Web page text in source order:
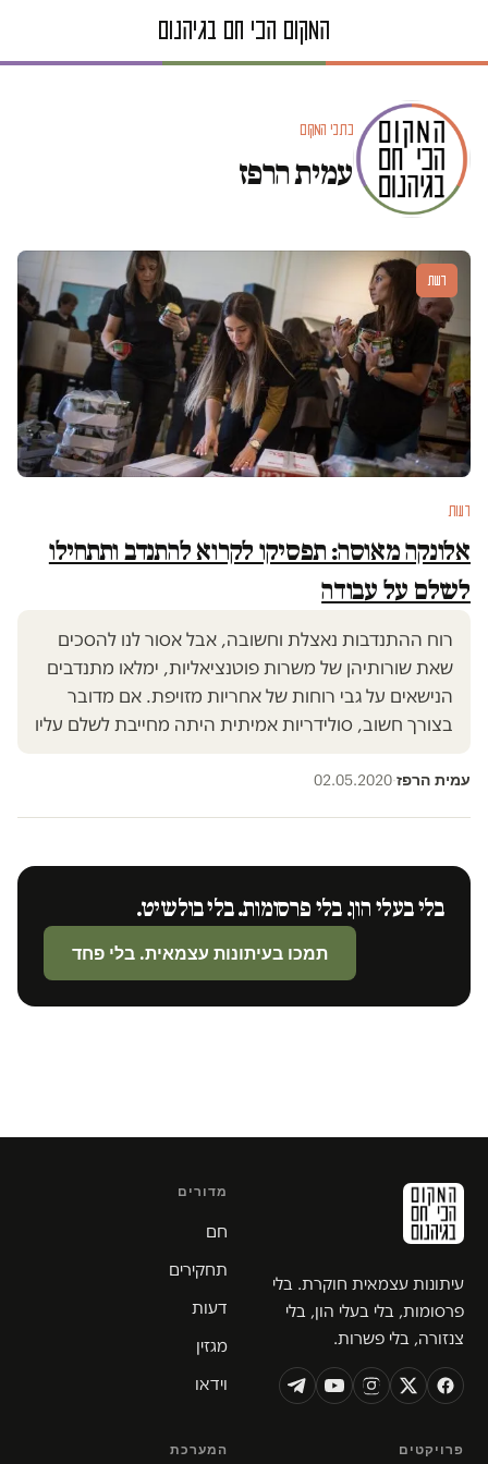
כתבי המקום
עמית הרפז
דעות
דעות
אלונקה מאוסה: תפסיקו לקרוא להתנדב ותתחילו
לשלם על עבודה
רוח ההתנדבות נאצלת וחשובה, אבל אסור לנו להסכים
שאת שורותיהן של משרות פוטנציאליות, ימלאו מתנדבים
הנישאים על גבי רוחות של אחריות מזויפת. אם מדובר
בצורך חשוב, סולידריות אמיתית היתה מחייבת לשלם עליו
עמית הרפז·
02.05.2020
בלי בעלי הון. בלי פרסומות. בלי בולשיט.
תמכו בעיתונות עצמאית. בלי פחד
עיתונות עצמאית חוקרת. בלי
פרסומות, בלי בעלי הון, בלי
צנזורה, בלי פשרות.
מדורים
חם
תחקירים
דעות
מגזין
וידאו
פרויקטים המערכת